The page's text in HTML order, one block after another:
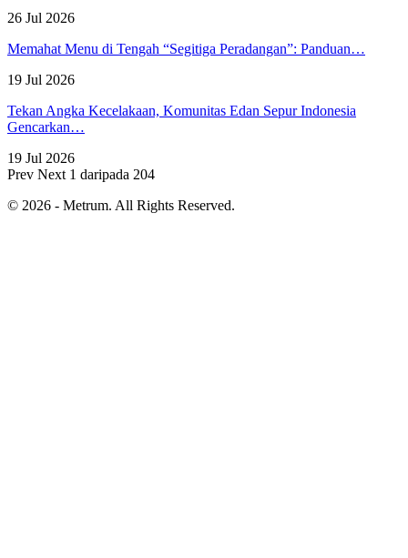
26 Jul 2026
Memahat Menu di Tengah “Segitiga Peradangan”: Panduan…
19 Jul 2026
Tekan Angka Kecelakaan, Komunitas Edan Sepur Indonesia
Gencarkan…
19 Jul 2026
Prev Next 1 daripada 204
© 2026 - Metrum. All Rights Reserved.